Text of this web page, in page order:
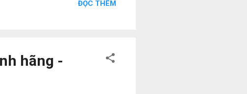
100 , RS-100 , T-60 , S-100F
ĐỌC THÊM
hãng -